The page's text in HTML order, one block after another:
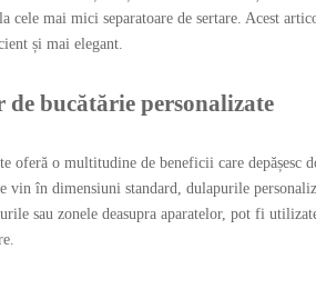
cele mai mici separatoare de sertare. Acest
și mai elegant.
bucătărie personalizate
oferă o multitudine de beneficii care depășesc
vin în dimensiuni standard, dulapurile
sau zonele deasupra aparatelor, pot fi